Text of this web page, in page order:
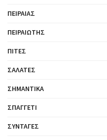
ΠΕΙΡΑΙΆΣ
ΠΕΙΡΑΙΏΤΗΣ
ΠΊΤΕΣ
ΣΑΛΆΤΕΣ
ΣΗΜΑΝΤΙΚΆ
ΣΠΑΓΓΈΤΙ
ΣΥΝΤΑΓΈΣ